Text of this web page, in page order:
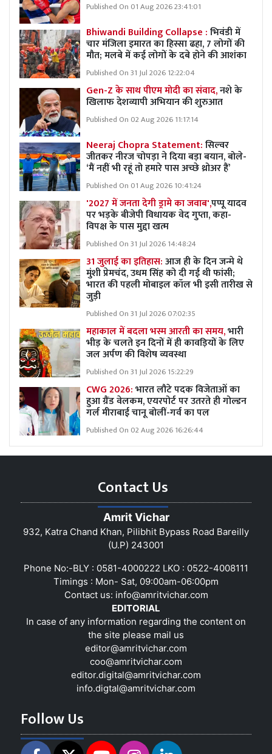
Published On 01 Aug 2026 23:41:01
Bhiwandi Building Collapse :भिवंडी में
चार मंजिला इमारत का हिस्सा ढहा, 7 लोगों की
मौत; मलबे में कई लोगों के दबे होने की आशंका
Published On 31 Jul 2026 12:22:04
Gen-Z के साथ पीएम मोदी का संवाद,नशे के
खिलाफ देशव्यापी अभियान की शुरुआत
Published On 02 Aug 2026 11:17:14
Neeraj Chopra Statement:सिल्वर
जीतकर नीरज चोपड़ा ने दिया बड़ा बयान, बोले-
‘मैं नहीं भी रहूं तो हमारे पास अच्छे थ्रोअर हैं’
Published On 01 Aug 2026 10:41:24
'2027 में जनता देगी ड्रामे का जवाब',पप्पू यादव
पर भड़के बीजेपी विधायक वेद गुप्ता, कहा-
विपक्ष के पास मुद्दा खत्म
Published On 31 Jul 2026 14:48:24
31 जुलाई का इतिहास:आज ही के दिन जन्मे थे
मुंशी प्रेमचंद, उधम सिंह को दी गई थी फांसी;
भारत की पहली मोबाइल कॉल भी इसी तारीख से
जुड़ी
Published On 31 Jul 2026 07:02:35
महाकाल में बदला भस्म आरती का समय,भारी
भीड़ के चलते इन दिनों में ही कावड़ियों के लिए
जल अर्पण की विशेष व्यवस्था
Published On 31 Jul 2026 15:22:29
CWG 2026:भारत लौटे पदक विजेताओं का
हुआ ग्रैंड वेलकम, एयरपोर्ट पर उतरते ही गोल्डन
गर्ल मीराबाई चानू बोलीं-गर्व का पल
Published On 02 Aug 2026 16:26:44
Contact Us
Amrit Vichar
932, Katra Chand Khan, Pilibhit Bypass Road Bareilly
(U.P) 243001
Phone No:-BLY : 0581-4000222 LKO : 0522-4008111
Timings : Mon- Sat, 09:00am-06:00pm
Contact us: info@amritvichar.com
EDITORIAL
In case of any information regarding the content on
the site please mail us
editor@amritvichar.com
coo@amritvichar.com
editor.digital@amritvichar.com
info.digtal@amritvichar.com
Follow Us